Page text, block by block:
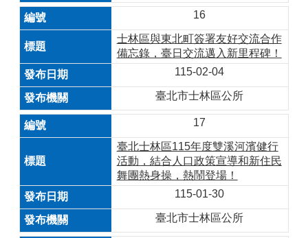
16
士林區與東北町簽署友好交流合作
備忘錄，臺日交流邁入新里程碑！
115-02-04
臺北市士林區公所
17
臺北士林區115年度雙溪河濱健行
活動，結合人口政策宣導和新住民
舞團熱身操，熱鬧登場！
115-01-30
臺北市士林區公所